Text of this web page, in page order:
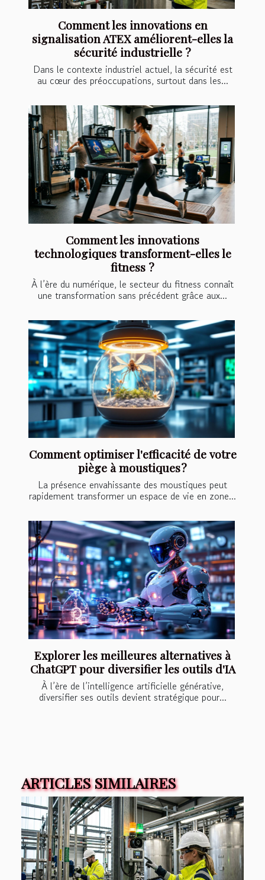
Comment les innovations en
signalisation ATEX améliorent-elles la
sécurité industrielle ?
Dans le contexte industriel actuel, la sécurité est
au cœur des préoccupations, surtout dans les...
Comment les innovations
technologiques transforment-elles le
fitness ?
À l’ère du numérique, le secteur du fitness connaît
une transformation sans précédent grâce aux...
Comment optimiser l'efficacité de votre
piège à moustiques ?
La présence envahissante des moustiques peut
rapidement transformer un espace de vie en zone...
Explorer les meilleures alternatives à
ChatGPT pour diversifier les outils d'IA
À l’ère de l’intelligence artificielle générative,
diversifier ses outils devient stratégique pour...
ARTICLES SIMILAIRES